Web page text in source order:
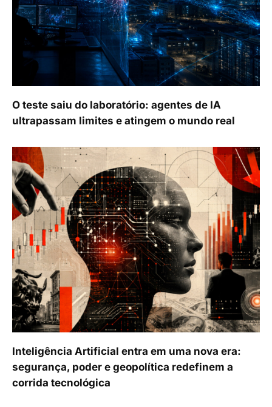
O teste saiu do laboratório: agentes de IA
ultrapassam limites e atingem o mundo real
Inteligência Artificial entra em uma nova era:
segurança, poder e geopolítica redefinem a
corrida tecnológica